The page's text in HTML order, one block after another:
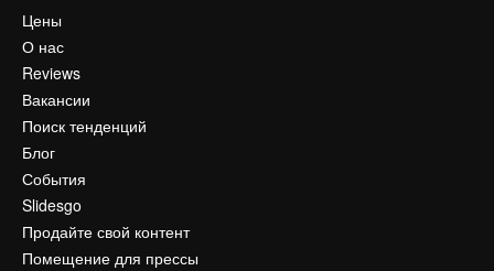
Цены
О нас
Reviews
Вакансии
Поиск тенденций
Блог
События
Slidesgo
Продайте свой контент
Помещение для прессы